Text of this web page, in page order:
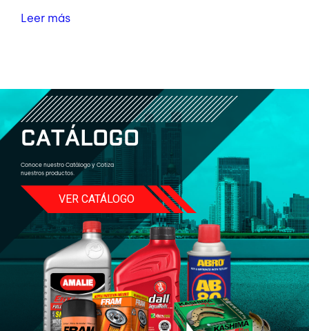
Leer más
CATÁLOGO
Conoce nuestro Catálogo y Cotiza
nuestros productos.
VER CATÁLOGO